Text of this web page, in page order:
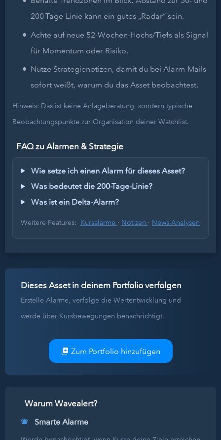
200-Tage-Linie kann ein gutes „Radar“ sein.
Achte auf neue 52-Wochen-Hochs/Tiefs als Signal
für Momentum oder Risiko.
Nutze Strategienotizen, damit du bei Alarm-Mails
sofort weißt, warum du das Asset beobachtest.
Hinweis: Das ist keine Anlageberatung, sondern typische
Beobachtungspunkte zur Organisation deiner Watchlist.
FAQ zu Alarmen & Strategie
Wie setze ich einen Alarm für dieses Asset?
Was bedeutet die 200-Tage-Linie?
Was ist ein Delta-Alarm?
Weitere Features: Kursalarme · Notizen · News-Analysen
Dieses Asset in deinem Portfolio verfolgen
Erstelle Alarme, verfolge die Wertentwicklung und
werde über Kursbewegungen benachrichtigt.
Zum Portfolio hinzufügen
Warum Wavealert?
Smarte Alarme